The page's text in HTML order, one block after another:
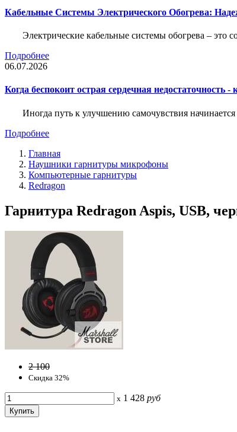
Кабельные Системы Электрического Обогрева:
Электрические кабельные системы обогрева – это
Подробнее
06.07.2026
Когда беспокоит острая сердечная недостаточность
Иногда путь к улучшению самочувствия
Подробнее
Главная
Наушники гарнитуры микрофоны
Компьютерные гарнитуры
Redragon
Гарнитура Redragon Aspis, USB,
2 100
Скидка 32%
x 1 428 руб